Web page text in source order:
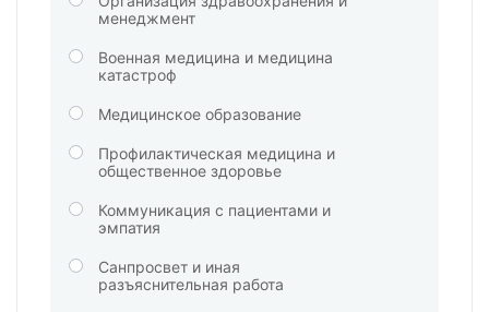
менеджмент
Военная медицина и медицина
катастроф
Медицинское образование
Профилактическая медицина и
общественное здоровье
Коммуникация с пациентами и
эмпатия
Санпросвет и иная
разъяснительная работа